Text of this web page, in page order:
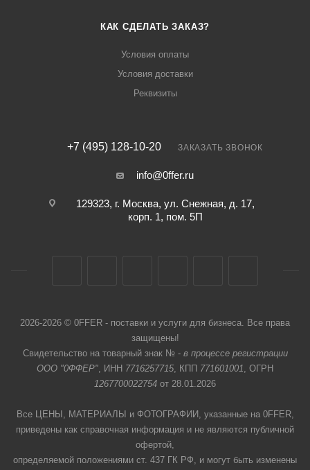
КАК СДЕЛАТЬ ЗАКАЗ?
Условия оплаты
Условия доставки
Реквизиты
+7 (495) 128-10-20 ЗАКАЗАТЬ ЗВОНОК
info@0ffer.ru
129323, г. Москва, ул. Снежная, д. 17,
корп. 1, пом. 5П
2026-2026 © 0FFER - поставки и услуги для бизнеса. Все права
защищены!
Свидетельство на товарный знак № - в процессе регистрации
ООО "0ФФЕР", ИНН 7716257715, КПП 771601001, ОГРН
1267700022754 от 28.01.2026
Все ЦЕНЫ, МАТЕРИАЛЫ и ФОТОГРАФИИ, указанные на 0FFER,
приведены как справочная информация и не являются публичной
офертой,
определяемой положениями ст. 437 ГК РФ, и могут быть изменены